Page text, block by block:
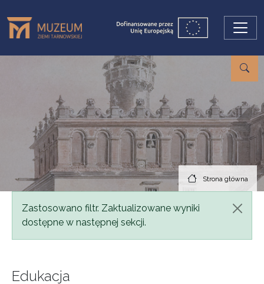
Strona główna
Komunikat
Zastosowano filtr. Zaktualizowane wyniki
dostępne w następnej sekcji.
Edukacja